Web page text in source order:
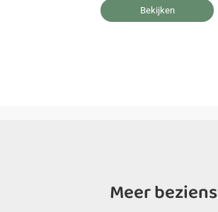
Bekijken
Meer